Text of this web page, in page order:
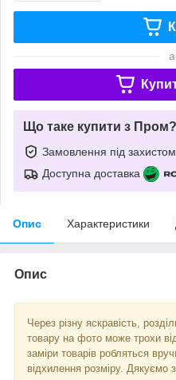
Що таке купити з Пром?
Замовлення під захистом
Доступна доставка
Опис Характеристики
Опис
Через різну яскравість,
товару на фото може трохи
заміри товарів робляться
відхилення розміру. Дякуємо